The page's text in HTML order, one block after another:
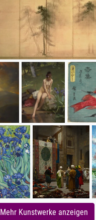
Mehr Kunstwerke anzeigen